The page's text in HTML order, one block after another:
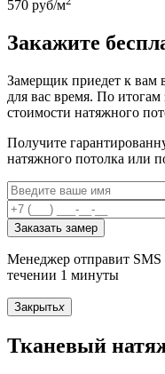
570 руб/м
Закажите
Замерщик приедет к вам
для вас время. По
стоимости натяжного
Получите
натяжного потолка или
Заказать замер
Менеджер отправит SMS
течении 1 минуты
Закрытьx
Тканевый